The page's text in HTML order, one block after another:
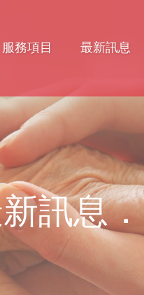
服務項目 最新訊息
訊息．